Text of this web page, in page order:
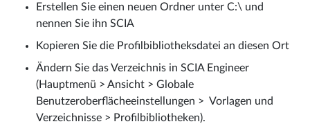
Erstellen Sie einen neuen Ordner unter C:\ und
nennen Sie ihn SCIA
Kopieren Sie die Profilbibliotheksdatei an diesen Ort
Ändern Sie das Verzeichnis in SCIA Engineer
(Hauptmenü > Ansicht > Globale
Benutzeroberflächeeinstellungen > Vorlagen und
Verzeichnisse > Profilbibliotheken).